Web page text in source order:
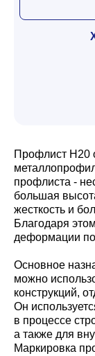
Профлист Н20
профлиста -
большая
жесткость и
Благодаря
деформации
Основное
можно
конструкций,
Он
в процессе
а также для
Маркировка